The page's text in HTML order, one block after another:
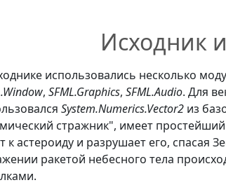
Исходник
использовались несколько
, SFML.Graphics, SFML.Audio. Для
System.Numerics.Vector2 из
стражник", имеет простейший
к астероиду и разрушает его, спасая
ракетой небесного тела